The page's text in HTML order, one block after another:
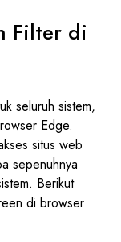
Filter di
seluruh sistem,
Edge.
situs web
sepenuhnya
Berikut
di browser